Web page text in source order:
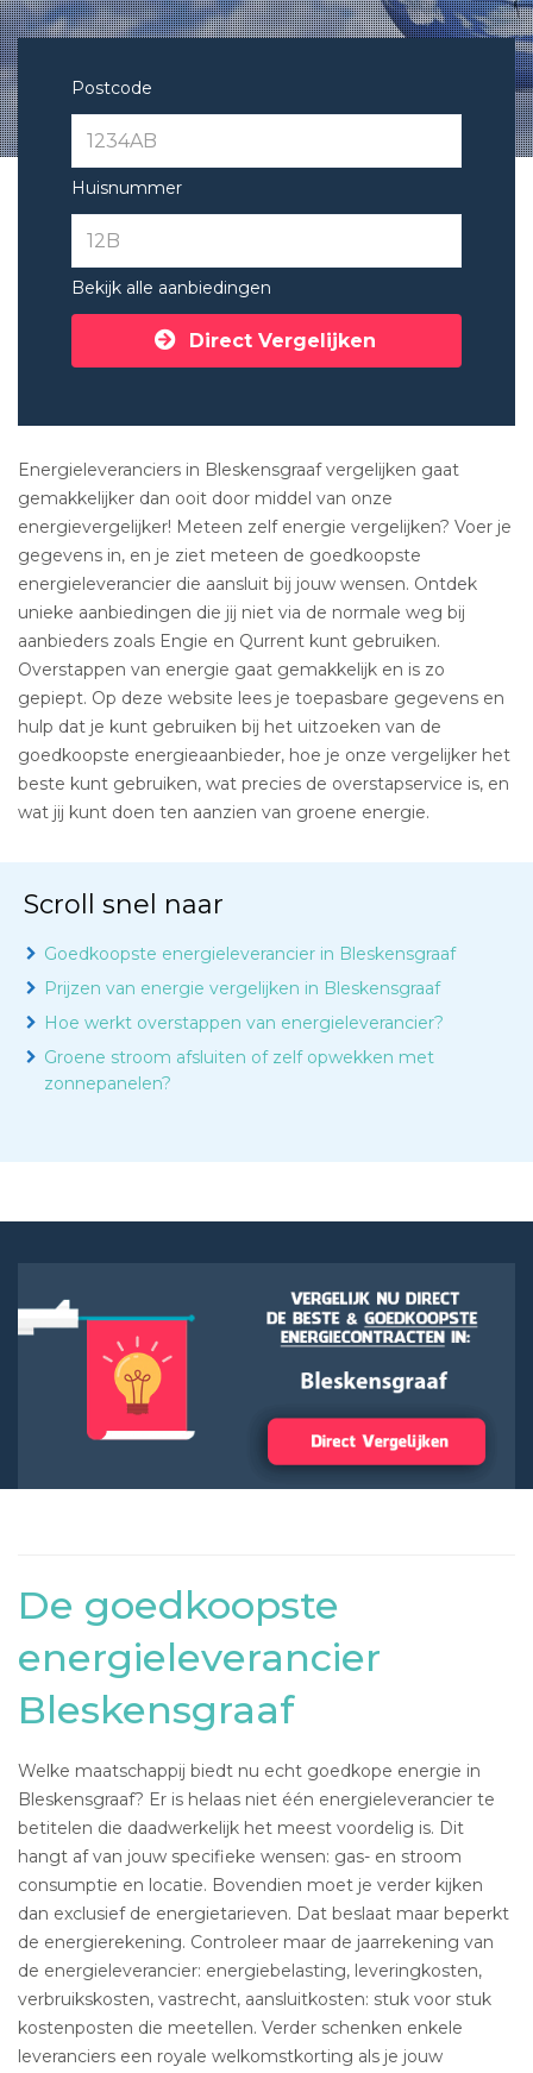
Postcode
Huisnummer
Bekijk alle aanbiedingen
Direct Vergelijken
Energieleveranciers in Bleskensgraaf vergelijken gaat
gemakkelijker dan ooit door middel van onze
energievergelijker! Meteen zelf energie vergelijken? Voer je
gegevens in, en je ziet meteen de goedkoopste
energieleverancier die aansluit bij jouw wensen. Ontdek
unieke aanbiedingen die jij niet via de normale weg bij
aanbieders zoals Engie en Qurrent kunt gebruiken.
Overstappen van energie gaat gemakkelijk en is zo
gepiept. Op deze website lees je toepasbare gegevens en
hulp dat je kunt gebruiken bij het uitzoeken van de
goedkoopste energieaanbieder, hoe je onze vergelijker het
beste kunt gebruiken, wat precies de overstapservice is, en
wat jij kunt doen ten aanzien van groene energie.
Scroll snel naar
Goedkoopste energieleverancier in Bleskensgraaf
Prijzen van energie vergelijken in Bleskensgraaf
Hoe werkt overstappen van energieleverancier?
Groene stroom afsluiten of zelf opwekken met
zonnepanelen?
De goedkoopste
energieleverancier
Bleskensgraaf
Welke maatschappij biedt nu echt goedkope energie in
Bleskensgraaf? Er is helaas niet één energieleverancier te
betitelen die daadwerkelijk het meest voordelig is. Dit
hangt af van jouw specifieke wensen: gas- en stroom
consumptie en locatie. Bovendien moet je verder kijken
dan exclusief de energietarieven. Dat beslaat maar beperkt
de energierekening. Controleer maar de jaarrekening van
de energieleverancier: energiebelasting, leveringkosten,
verbruikskosten, vastrecht, aansluitkosten: stuk voor stuk
kostenposten die meetellen. Verder schenken enkele
leveranciers een royale welkomstkorting als je jouw